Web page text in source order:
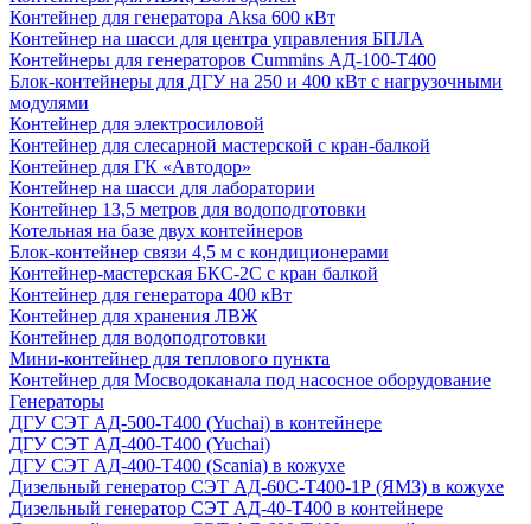
Контейнер для генератора Aksa 600 кВт
Контейнер на шасси для центра управления БПЛА
Контейнеры для генераторов Cummins АД-100-Т400
Блок-контейнеры для ДГУ на 250 и 400 кВт с нагрузочными
модулями
Контейнер для электросиловой
Контейнер для слесарной мастерской с кран-балкой
Контейнер для ГК «Автодор»
Контейнер на шасси для лаборатории
Контейнер 13,5 метров для водоподготовки
Котельная на базе двух контейнеров
Блок-контейнер связи 4,5 м с кондиционерами
Контейнер-мастерская БКС-2С с кран балкой
Контейнер для генератора 400 кВт
Контейнер для хранения ЛВЖ
Контейнер для водоподготовки
Мини-контейнер для теплового пункта
Контейнер для Мосводоканала под насосное оборудование
Генераторы
ДГУ СЭТ АД-500-Т400 (Yuchai) в контейнере
ДГУ СЭТ АД-400-Т400 (Yuchai)
ДГУ СЭТ АД-400-Т400 (Scania) в кожухе
Дизельный генератор СЭТ АД-60С-Т400-1Р (ЯМЗ) в кожухе
Дизельный генератор СЭТ АД-40-Т400 в контейнере